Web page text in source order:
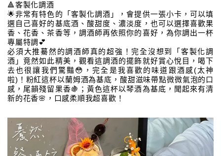
🔺客製化調酒
🌟非常有特色的「客製化調酒」，會提供一張小卡，可以填
選自己喜好的基底酒、酸甜度、濃淡度，也可以選擇喜歡果
香、花香、茶香等，調酒師再依照你的喜好，為你調出一杯
專屬特調💕
必須大推驀然的調酒師真的超強！完全沒想到「客製化調
酒」竟然如此精美，觀看這調酒的擺飾就好賞心悅目，喝下
去也很讓我們驚豔😳，完全是我喜歡的味道跟酒感(太神
啦)！粉紅這杯以蘭姆酒為基底，酸甜滋味帶點微微氣泡的口
感，尾韻殘留果香🍇；黃色這杯以琴酒為基底，聞起來有清
新的花香🌸，口感柔順我超喜歡！